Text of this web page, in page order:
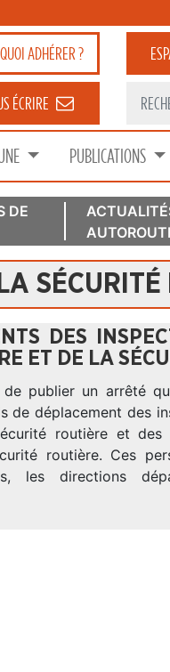
ADHÉRER ?
ÉCRIRE
PUBLICATIONS
DE
SÉCURITÉ
DES
ET DE LA
de publier un arrêté
de déplacement des
routière et des
routière. Ces
les directions